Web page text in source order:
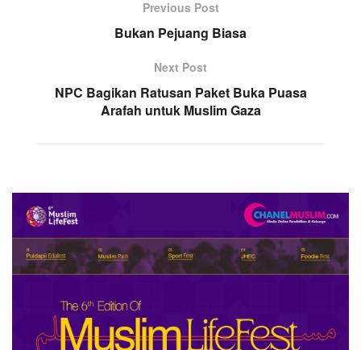
Previous Post
Bukan Pejuang Biasa
Next Post
NPC Bagikan Ratusan Paket Buka Puasa
Arafah untuk Muslim Gaza